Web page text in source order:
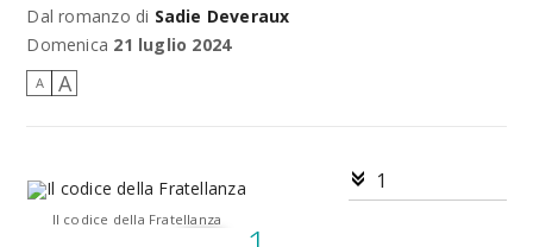
Dal romanzo di Sadie Deveraux
Domenica 21 luglio 2024
A A
Il codice della Fratellanza
1